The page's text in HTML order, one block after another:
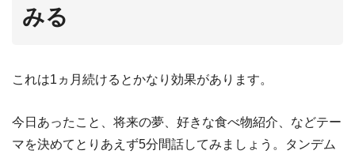
みる
これは1ヵ月続けるとかなり効果があります。
今日あったこと、将来の夢、好きな食べ物紹介、などテー
マを決めてとりあえず5分間話してみましょう。タンデム